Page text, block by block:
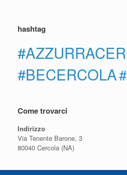
hashtag
#BECERCOLA
Come trovarci
Indirizzo
Via Tenente Barone, 3
80040 Cercola (NA)